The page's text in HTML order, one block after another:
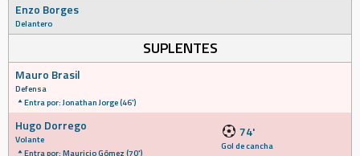
Enzo Borges
Delantero
SUPLENTES
Mauro Brasil
Defensa
Entra por: Jonathan Jorge (46')
Hugo Dorrego
Volante
Entra por: Mauricio Gómez (70')
74'
Gol de cancha